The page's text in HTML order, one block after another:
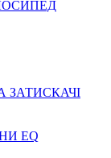
ЗАТИСКАЧІ
EQ